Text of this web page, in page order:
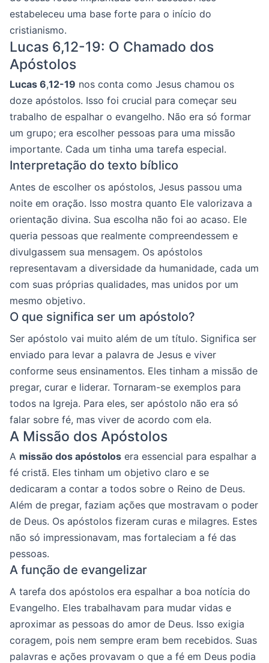
estabeleceu uma base forte para o início do
cristianismo.
Lucas 6,12-19: O Chamado dos
Apóstolos
Lucas 6,12-19 nos conta como Jesus chamou os
doze apóstolos. Isso foi crucial para começar seu
trabalho de espalhar o evangelho. Não era só formar
um grupo; era escolher pessoas para uma missão
importante. Cada um tinha uma tarefa especial.
Interpretação do texto bíblico
Antes de escolher os apóstolos, Jesus passou uma
noite em oração. Isso mostra quanto Ele valorizava a
orientação divina. Sua escolha não foi ao acaso. Ele
queria pessoas que realmente compreendessem e
divulgassem sua mensagem. Os apóstolos
representavam a diversidade da humanidade, cada um
com suas próprias qualidades, mas unidos por um
mesmo objetivo.
O que significa ser um apóstolo?
Ser apóstolo vai muito além de um título. Significa ser
enviado para levar a palavra de Jesus e viver
conforme seus ensinamentos. Eles tinham a missão de
pregar, curar e liderar. Tornaram-se exemplos para
todos na Igreja. Para eles, ser apóstolo não era só
falar sobre fé, mas viver de acordo com ela.
A Missão dos Apóstolos
A missão dos apóstolos era essencial para espalhar a
fé cristã. Eles tinham um objetivo claro e se
dedicaram a contar a todos sobre o Reino de Deus.
Além de pregar, faziam ações que mostravam o poder
de Deus. Os apóstolos fizeram curas e milagres. Estes
não só impressionavam, mas fortaleciam a fé das
pessoas.
A função de evangelizar
A tarefa dos apóstolos era espalhar a boa notícia do
Evangelho. Eles trabalhavam para mudar vidas e
aproximar as pessoas do amor de Deus. Isso exigia
coragem, pois nem sempre eram bem recebidos. Suas
palavras e ações provavam o que a fé em Deus podia